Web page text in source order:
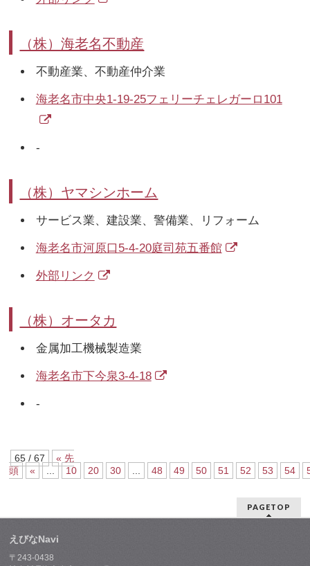
（株）海老名不動産
不動産業、不動産仲介業
海老名市中央1-19-25フェリーチェレガーロ101
-
（株）ヤマシンホーム
サービス業、建設業、警備業、リフォーム
海老名市河原口5-4-20庭司苑五番館
外部リンク
（株）オータカ
金属加工機械製造業
海老名市下今泉3-4-18
-
65 / 67
« 先
頭
« 10 20 30 48 49 50 51 52 53 54
PAGETOP
えびなNavi
〒243-0438